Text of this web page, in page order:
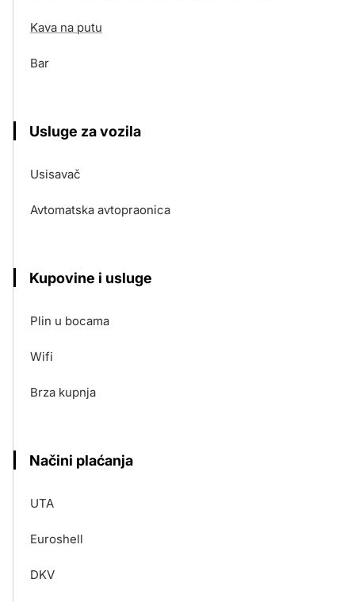
Kava na putu
Bar
Usluge za vozila
Usisavač
Avtomatska avtopraonica
Kupovine i usluge
Plin u bocama
Wifi
Brza kupnja
Načini plaćanja
UTA
Euroshell
DKV